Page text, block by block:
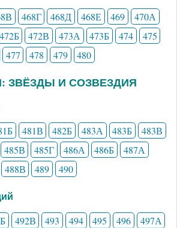
468Г 468Д 468Е 469
470А
472Б 472В 473А 473Б 474
475
477 478 479 480
ЗВЁЗДЫ И СОЗВЕЗДИЯ
481В 482Б 483А 483Б
483В
485В 485Г 486А 486Б
487А
488В 489 490
492В 493 494 495 496
497А